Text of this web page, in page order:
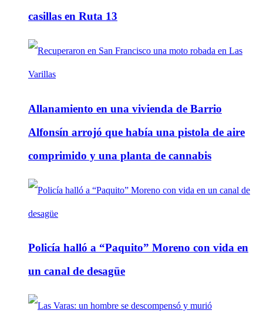
casillas en Ruta 13
Allanamiento en una vivienda de Barrio
Alfonsín arrojó que había una pistola de aire
comprimido y una planta de cannabis
Policía halló a “Paquito” Moreno con vida en
un canal de desagüe